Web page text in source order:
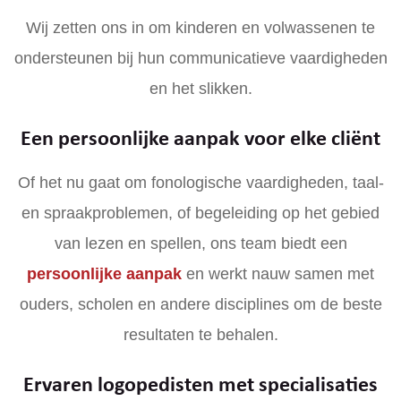
Wij zetten ons in om kinderen en volwassenen te
ondersteunen bij hun communicatieve vaardigheden
en het slikken.
Een persoonlijke aanpak voor elke cliënt
Of het nu gaat om fonologische vaardigheden, taal-
en spraakproblemen, of begeleiding op het gebied
van lezen en spellen, ons team biedt een
persoonlijke aanpak en werkt nauw samen met
ouders, scholen en andere disciplines om de beste
resultaten te behalen.
Ervaren logopedisten met specialisaties